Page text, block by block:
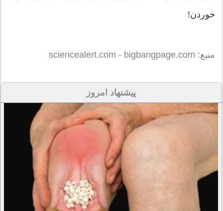
خوردن!
منبع: sciencealert.com - bigbangpage.com
پیشنهاد امروز